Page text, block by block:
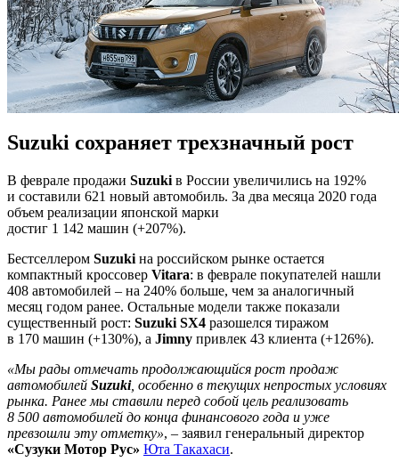
Suzuki сохраняет трехзначный рост
В феврале продажи Suzuki в России увеличились на 192%
и составили 621 новый автомобиль. За два месяца 2020 года
объем реализации японской марки
достиг 1 142 машин (+207%).
Бестселлером Suzuki на российском рынке остается
компактный кроссовер Vitara: в феврале покупателей нашли
408 автомобилей – на 240% больше, чем за аналогичный
месяц годом ранее. Остальные модели также показали
существенный рост: Suzuki SX4 разошелся тиражом
в 170 машин (+130%), а Jimny привлек 43 клиента (+126%).
«Мы рады отмечать продолжающийся рост продаж
автомобилей Suzuki, особенно в текущих непростых условиях
рынка. Ранее мы ставили перед собой цель реализовать
8 500 автомобилей до конца финансового года и уже
превзошли эту отметку», – заявил генеральный директор
«Сузуки Мотор Рус» Юта Такахаси.